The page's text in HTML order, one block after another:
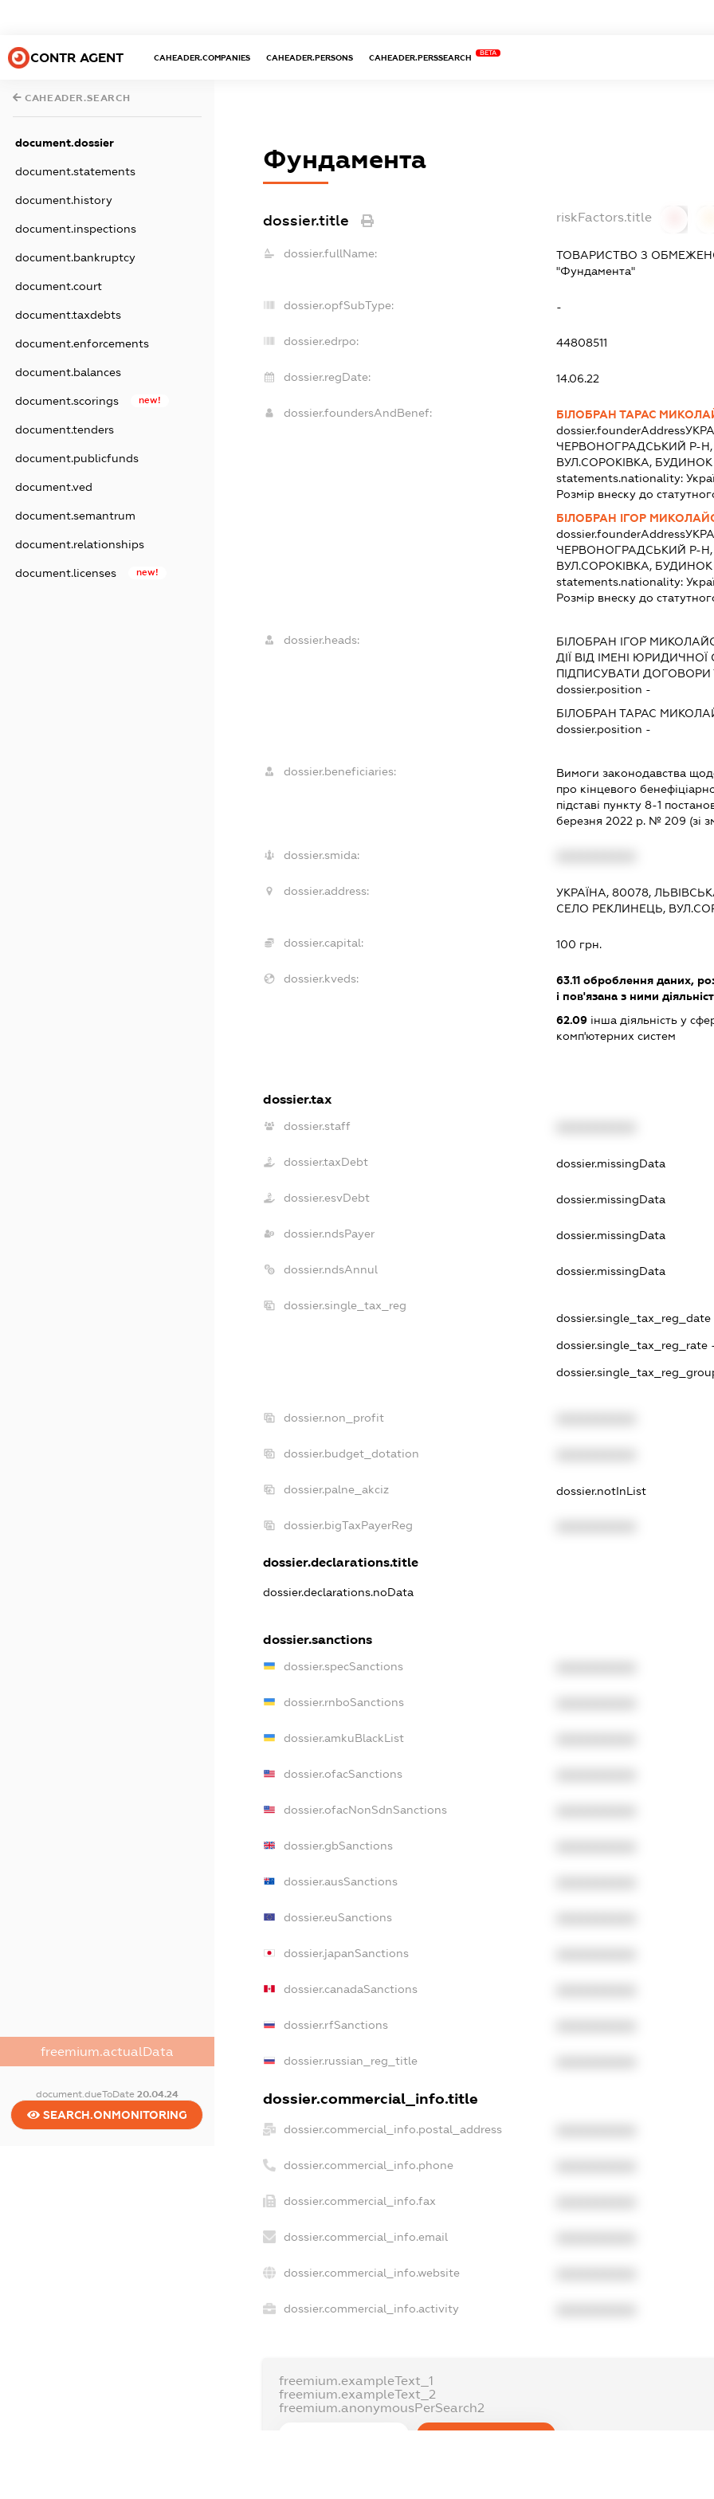
CONTR AGENT CAHEADER.COMPANIES CAHEADER.PERSONS CAHEADER.PERSSEARCH
BETA
CAHEADER.SEARCH
document.dossier
document.statements
document.history
document.inspections
document.bankruptcy
document.court
document.taxdebts
document.enforcements
document.balances
document.scorings new!
document.tenders
document.publicfunds
document.ved
document.semantrum
document.relationships
document.licenses new!
freemium.actualData
document.dueToDate 20.04.24
SEARCH.ONMONITORING
Фундамента
dossier.title riskFactors.title
dossier.fullName:
ТОВАРИСТВО З
"Фундамента"
dossier.opfSubType: -
dossier.edrpo: 44808511
dossier.regDate: 14.06.22
dossier.foundersAndBenef:
БІЛОБРАН ТАРАС
dossier.founderAddress
ЧЕРВОНОГРАДСЬКИЙ Р-
ВУЛ.СОРОКІВКА, БУДИНОК
statements.nationality:
Розмір внеску до
БІЛОБРАН ІГОР
dossier.founderAddress
ЧЕРВОНОГРАДСЬКИЙ Р-
ВУЛ.СОРОКІВКА, БУДИНОК
statements.nationality:
Розмір внеску до
dossier.heads: БІЛОБРАН ІГОР
ДІЇ ВІД ІМЕНІ
ПІДПИСУВАТИ
dossier.position -
БІЛОБРАН ТАРАС
dossier.position -
dossier.beneficiaries:
Вимоги законодавства
про кінцевого
підставі пункту 8-1
березня 2022 р. № 209 (зі
dossier.smida:
dossier.address:
УКРАЇНА, 80078,
СЕЛО РЕКЛИНЕЦЬ,
dossier.capital: 100 грн.
dossier.kveds: 63.11 оброблення даних,
і пов'язана з ними
62.09 інша діяльність у
комп'ютерних систем
dossier.tax
dossier.staff
dossier.taxDebt dossier.missingData
dossier.esvDebt dossier.missingData
dossier.ndsPayer dossier.missingData
dossier.ndsAnnul dossier.missingData
dossier.single_tax_reg
dossier.single_tax_reg_date
dossier.single_tax_reg_rate
dossier.non_profit
dossier.budget_dotation
dossier.palne_akciz dossier.notInList
dossier.bigTaxPayerReg
dossier.declarations.title
dossier.declarations.noData
dossier.sanctions
dossier.specSanctions
dossier.rnboSanctions
dossier.amkuBlackList
dossier.ofacSanctions
dossier.ofacNonSdnSanctions
dossier.gbSanctions
dossier.ausSanctions
dossier.euSanctions
dossier.japanSanctions
dossier.canadaSanctions
dossier.rfSanctions
dossier.russian_reg_title
dossier.commercial_info.title
dossier.commercial_info.postal_address
dossier.commercial_info.phone
dossier.commercial_info.fax
dossier.commercial_info.email
dossier.commercial_info.website
dossier.commercial_info.activity
freemium.exampleText_1
freemium.exampleText_2
freemium.anonymousPerSearch2
FREEMIUM.REGISTER